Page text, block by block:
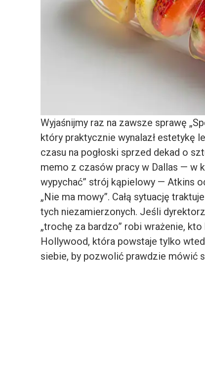
Wyjaśnijmy raz na zawsze sprawę
który praktycznie wynalazł estetykę
czasu na pogłoski sprzed dekad o
memo z czasów pracy w Dallas — w
wypychać” strój kąpielowy — Atkins
„Nie ma mowy”. Całą sytuację
tych niezamierzonych. Jeśli
„trochę za bardzo” robi wrażenie, kto
Hollywood, która powstaje tylko
siebie, by pozwolić prawdzie mówić